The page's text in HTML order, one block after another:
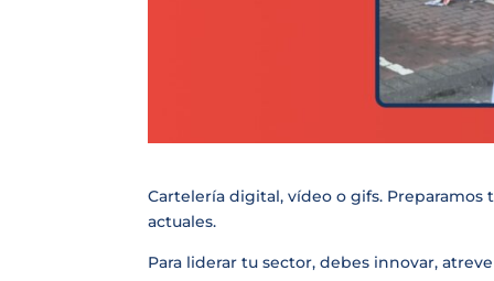
Cartelería digital, vídeo o gifs.
actuales.
Para liderar tu sector, debes innovar,